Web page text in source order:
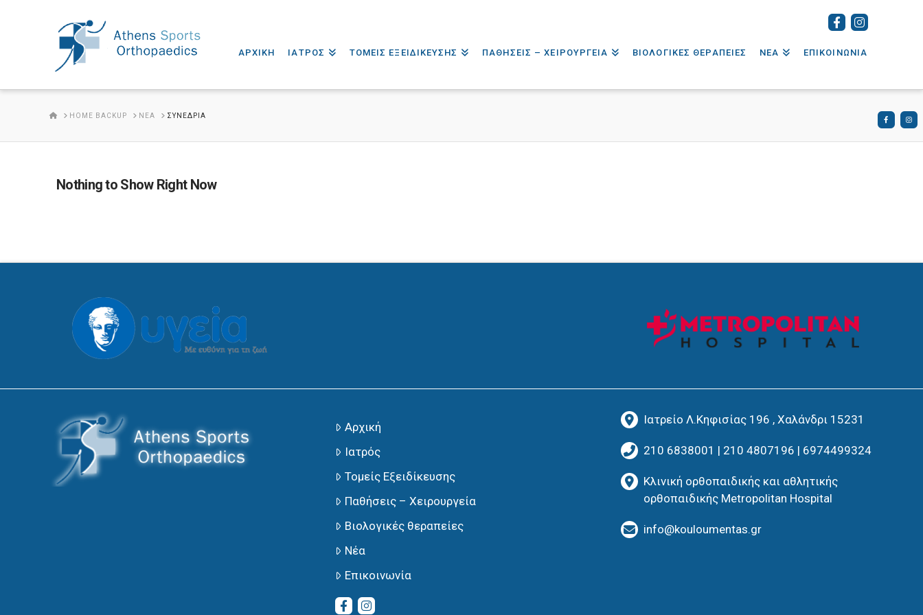
ΑΡΧΙΚΗ ΙΑΤΡΟΣ ΤΟΜΕΙΣ ΕΞΕΙΔΙΚΕΥΣΗΣ ΠΑΘΗΣΕΙΣ – ΧΕΙΡΟΥΡΓΕΙΑ ΒΙΟΛΟΓΙΚΕΣ ΘΕΡΑΠΕΙΕΣ ΝΕΑ ΕΠΙΚΟΙΝΩΝΙΑ
HOMEHOME BACKUP ΝΈΑ ΣΥΝΈΔΡΙΑ
Nothing to Show Right Now
Αρχική
Ιατρός
Τομείς Εξειδίκευσης
Παθήσεις – Χειρουργεία
Βιολογικές θεραπείες
Νέα
Επικοινωνία
Ιατρείο Λ.Κηφισίας 196 , Χαλάνδρι 15231
210 6838001 | 210 4807196 | 6974499324
Κλινική ορθοπαιδικής και αθλητικής
ορθοπαιδικής Metropolitan Hospital
info@kouloumentas.gr